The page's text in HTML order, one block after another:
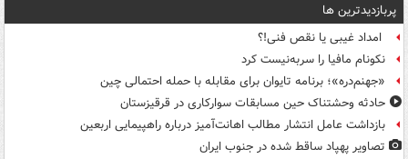
پربازدیدترین ها
امداد غیبی یا نقص فنی!؟
نکونام مافیا را سربه‌نیست کرد
«جهنم‌دره»؛ برنامه تایوان برای مقابله با حمله احتمالی چین
حادثه وحشتناک حین مسابقات سوارکاری در قرقیزستان
بازداشت عامل انتشار مطالب اهانت‌آمیز درباره راهپیمایی اربعین
تصاویر پهپاد ساقط شده در جنوب ایران